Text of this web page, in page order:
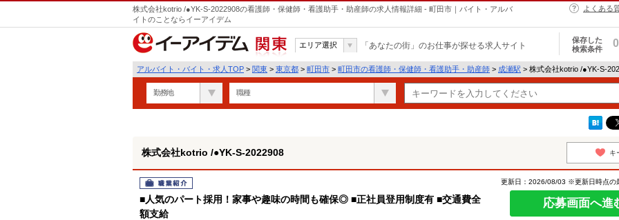
株式会社kotrio /●YK-S-2022908の看護師・保健師・看護助手・助産師の求人情報詳細 - 町田市｜バイト・アルバ
イトのことならイーアイデム
よくある
関東
エリア選択 「あなたの街」のお仕事が探せる求人サイト
保存した
検索条件
0
アルバイト・バイト・求人TOP > 関東 > 東京都 > 町田市 > 町田市の看護師・保健師・看護助手・助産師 > 成瀬駅 > 株式会社kotrio /●YK-S-
勤務地 職種
株式会社kotrio /●YK-S-2022908 キ
職業紹介
■人気のパート採用！家事や趣味の時間も確保◎ ■正社員登用制度有 ■交通費全
額支給
更新日：2026/08/03 ※更新日時点の
応募画面へ進